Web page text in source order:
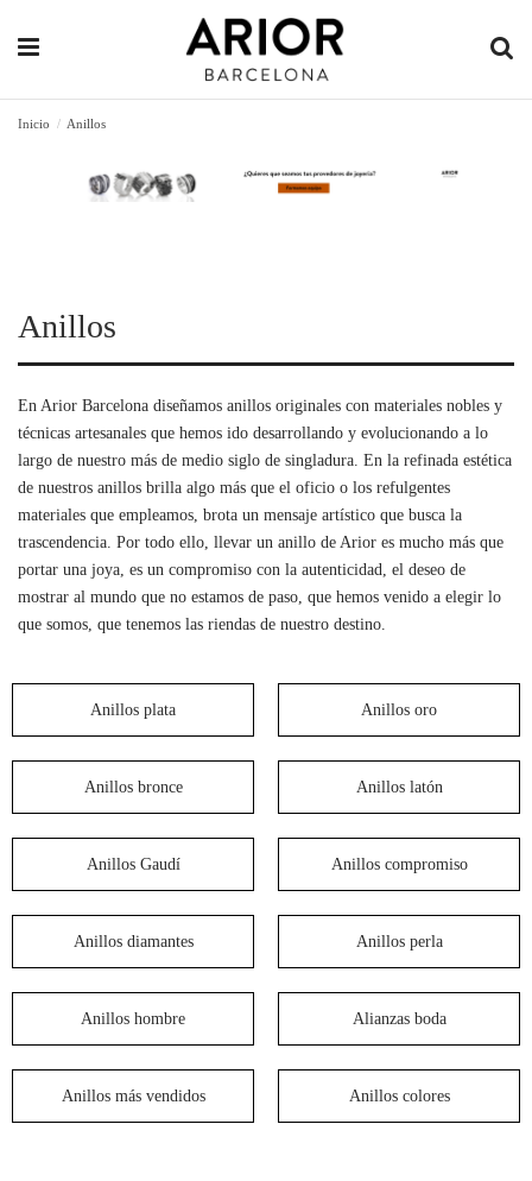
Inicio Anillos
Anillos
En Arior Barcelona diseñamos anillos originales con materiales nobles y
técnicas artesanales que hemos ido desarrollando y evolucionando a lo
largo de nuestro más de medio siglo de singladura. En la refinada estética
de nuestros anillos brilla algo más que el oficio o los refulgentes
materiales que empleamos, brota un mensaje artístico que busca la
trascendencia. Por todo ello, llevar un anillo de Arior es mucho más que
portar una joya, es un compromiso con la autenticidad, el deseo de
mostrar al mundo que no estamos de paso, que hemos venido a elegir lo
que somos, que tenemos las riendas de nuestro destino.
Anillos plata Anillos oro
Anillos bronce Anillos latón
Anillos Gaudí Anillos compromiso
Anillos diamantes Anillos perla
Anillos hombre Alianzas boda
Anillos más vendidos Anillos colores